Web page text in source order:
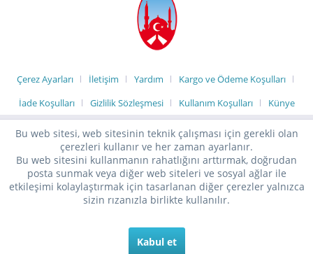
Çerez Ayarları İletişim Yardım
Kargo ve Ödeme Koşulları
İade Koşulları
Gizlilik Sözleşmesi Kullanım Koşulları Künye
Bu web sitesi, web sitesinin teknik çalışması için gerekli olan
çerezleri kullanır ve her zaman ayarlanır.
Bu web sitesini kullanmanın rahatlığını arttırmak, doğrudan
posta sunmak veya diğer web siteleri ve sosyal ağlar ile
etkileşimi kolaylaştırmak için tasarlanan diğer çerezler yalnızca
sizin rızanızla birlikte kullanılır.
Kabul et